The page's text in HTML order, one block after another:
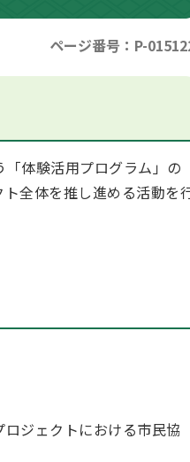
ページ番号：P-
体験活用プログラム」の
全体を推し進める活動を
ジェクトにおける市民協